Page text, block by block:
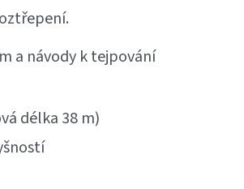
a návody k tejpování
délka 38 m)